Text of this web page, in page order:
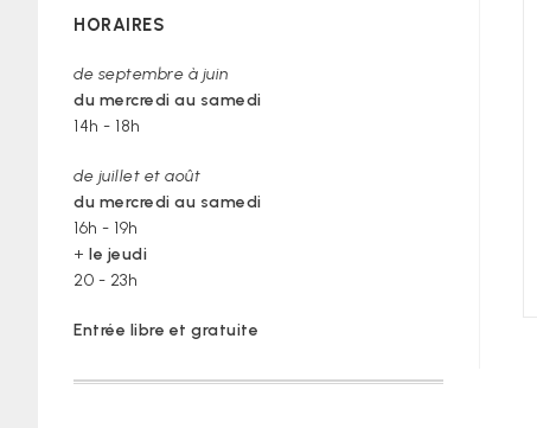
HORAIRES
de septembre à juin
du mercredi au samedi
14h - 18h
de juillet et août
du mercredi au samedi
16h - 19h
+ le jeudi
20 - 23h
Entrée libre et gratuite